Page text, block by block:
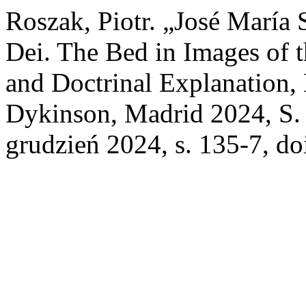
Roszak, Piotr. „José María
Dei. The Bed in Images of
and Doctrinal
Dykinson, Madrid 2024,
grudzień 2024, s. 135-7,